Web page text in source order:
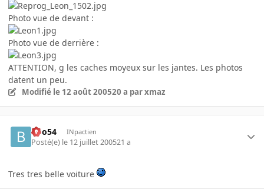
Photo vue de devant :
Photo vue de derrière :
ATTENTION, g les caches moyeux sur les jantes. Les photos
datent un peu.
Modifié le 12 août 200520 a par xmaz
Boo54 INpactien
Posté(e) le 12 juillet 200521 a
Tres tres belle voiture